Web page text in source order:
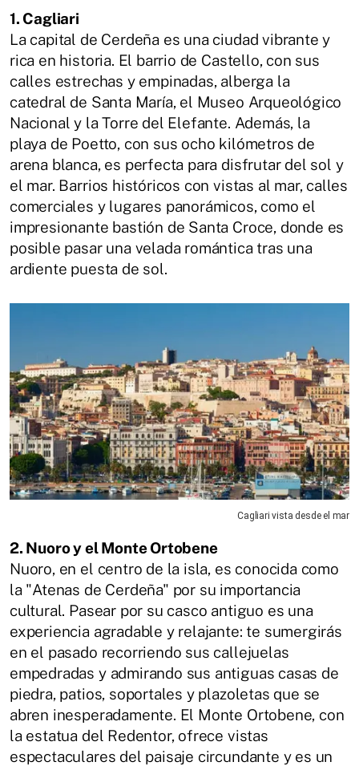
1. Cagliari
La capital de Cerdeña es una ciudad vibrante y
rica en historia. El barrio de Castello, con sus
calles estrechas y empinadas, alberga la
catedral de Santa María, el Museo Arqueológico
Nacional y la Torre del Elefante. Además, la
playa de Poetto, con sus ocho kilómetros de
arena blanca, es perfecta para disfrutar del sol y
el mar. Barrios históricos con vistas al mar, calles
comerciales y lugares panorámicos, como el
impresionante bastión de Santa Croce, donde es
posible pasar una velada romántica tras una
ardiente puesta de sol.
Cagliari vista desde el mar
2. Nuoro y el Monte Ortobene
Nuoro, en el centro de la isla, es conocida como
la "Atenas de Cerdeña" por su importancia
cultural. Pasear por su casco antiguo es una
experiencia agradable y relajante: te sumergirás
en el pasado recorriendo sus callejuelas
empedradas y admirando sus antiguas casas de
piedra, patios, soportales y plazoletas que se
abren inesperadamente. El Monte Ortobene, con
la estatua del Redentor, ofrece vistas
espectaculares del paisaje circundante y es un